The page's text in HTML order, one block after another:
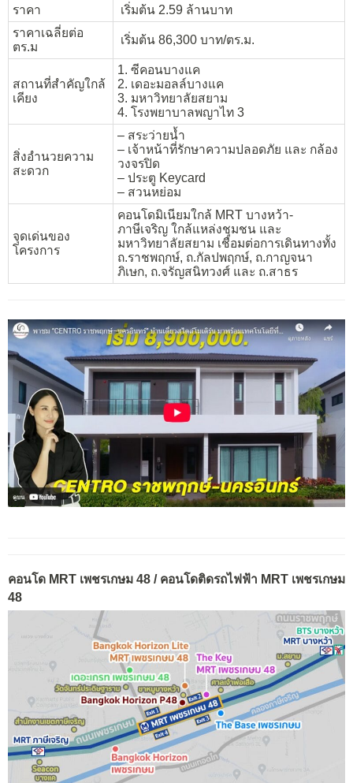
ราคา
เริ่มต้น 2.59 ล้านบาท
ราคาเฉลี่ยต่อ
ตร.ม
เริ่มต้น 86,300 บาท/ตร.ม.
สถานที่สำคัญใกล้
เคียง
1. ซีคอนบางแค
2. เดอะมอลล์บางแค
3. มหาวิทยาลัยสยาม
4. โรงพยาบาลพญาไท 3
สิ่งอำนวยความ
สะดวก
– สระว่ายน้ำ
– เจ้าหน้าที่รักษาความปลอดภัย และ กล้อง
วงจรปิด
– ประตู Keycard
– สวนหย่อม
จุดเด่นของ
โครงการ
คอนโดมิเนียมใกล้ MRT บางหว้า-
ภาษีเจริญ ใกล้แหล่งชุมชน และ
มหาวิทยาลัยสยาม เชื่อมต่อการเดินทางทั้ง
ถ.ราชพฤกษ์, ถ.กัลปพฤกษ์, ถ.กาญจนา
ภิเษก, ถ.จรัญสนิทวงศ์ และ ถ.สาธร
คอนโด MRT เพชรเกษม 48 / คอนโดติดรถไฟฟ้า MRT เพชรเกษม
48